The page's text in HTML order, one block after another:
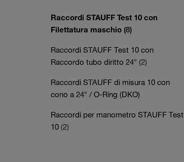
Raccordi STAUFF Test 10 con
Filettatura maschio (8)
Raccordi STAUFF Test 10 con
Raccordo tubo diritto 24° (2)
Raccordi STAUFF di misura 10 con
cono a 24° / O-Ring (DKO)
Raccordi per manometro STAUFF Test
10 (2)